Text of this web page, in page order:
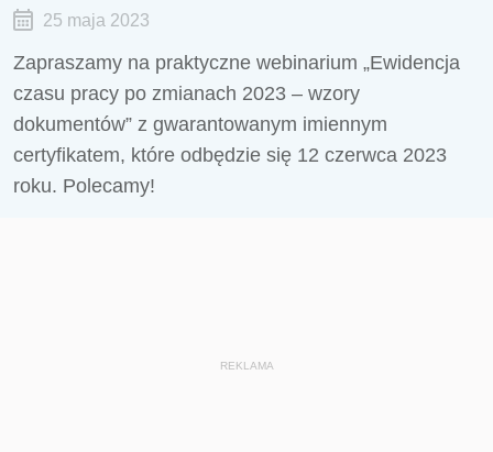
25 maja 2023
Zapraszamy na praktyczne webinarium „Ewidencja
czasu pracy po zmianach 2023 – wzory
dokumentów” z gwarantowanym imiennym
certyfikatem, które odbędzie się 12 czerwca 2023
roku. Polecamy!
REKLAMA